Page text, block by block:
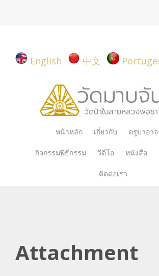
English 中文
Skip
content
หน้าหลัก เกี่ยวกับ ครูบาอา
กิจกรรมพิธีกรรม วีดีโอ หนังสือ
ติดต่อเรา
Attachment